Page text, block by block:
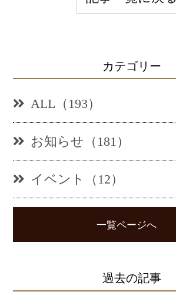
カテゴリー
ALL（193）
お知らせ（181）
イベント（12）
一覧ページへ
過去の記事